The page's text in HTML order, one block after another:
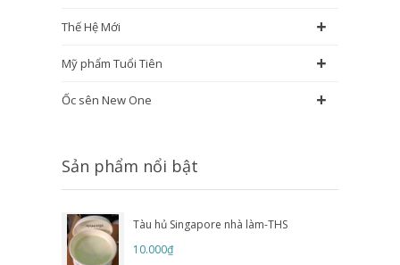
Thế Hệ Mới +
Mỹ phẩm Tuổi Tiên +
Ốc sên New One +
Sản phẩm nổi bật
Tàu hủ Singapore nhà làm-THS
10.000₫